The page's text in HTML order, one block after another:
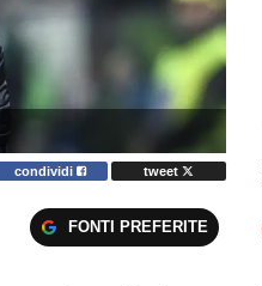
condividi tweet
FONTI PREFERITE